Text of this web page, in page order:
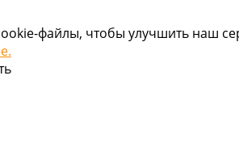
файлы, чтобы улучшить наш